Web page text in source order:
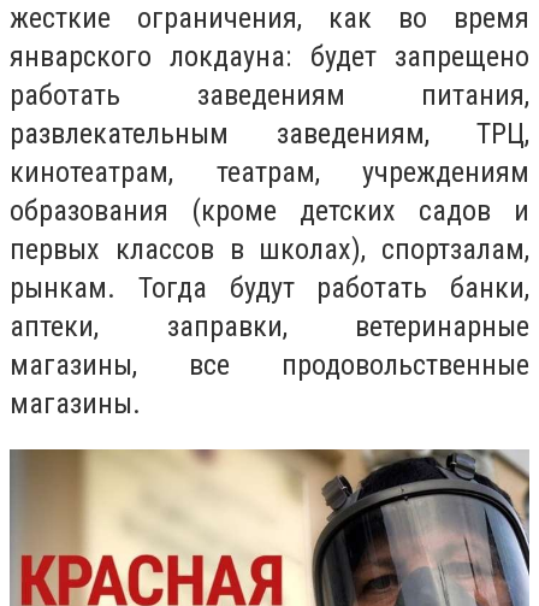
жесткие ограничения, как во время
январского локдауна: будет запрещено
работать заведениям питания,
развлекательным заведениям, ТРЦ,
кинотеатрам, театрам, учреждениям
образования (кроме детских садов и
первых классов в школах), спортзалам,
рынкам. Тогда будут работать банки,
аптеки, заправки, ветеринарные
магазины, все продовольственные
магазины.